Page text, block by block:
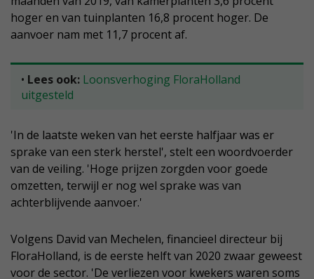
hoger en van tuinplanten 16,8 procent hoger. De
aanvoer nam met 11,7 procent af.
• Lees ook: Loonsverhoging FloraHolland
uitgesteld
'In de laatste weken van het eerste halfjaar was er
sprake van een sterk herstel', stelt een woordvoerder
van de veiling. 'Hoge prijzen zorgden voor goede
omzetten, terwijl er nog wel sprake was van
achterblijvende aanvoer.'
Volgens David van Mechelen, financieel directeur bij
FloraHolland, is de eerste helft van 2020 zwaar geweest
voor de sector. 'De verliezen voor kwekers waren soms